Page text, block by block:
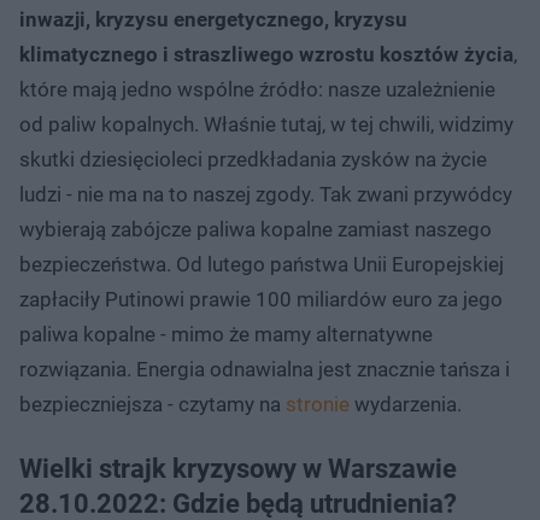
inwazji, kryzysu energetycznego, kryzysu
klimatycznego i straszliwego wzrostu kosztów życia,
które mają jedno wspólne źródło: nasze uzależnienie
od paliw kopalnych. Właśnie tutaj, w tej chwili, widzimy
skutki dziesięcioleci przedkładania zysków na życie
ludzi - nie ma na to naszej zgody. Tak zwani przywódcy
wybierają zabójcze paliwa kopalne zamiast naszego
bezpieczeństwa. Od lutego państwa Unii Europejskiej
zapłaciły Putinowi prawie 100 miliardów euro za jego
paliwa kopalne - mimo że mamy alternatywne
rozwiązania. Energia odnawialna jest znacznie tańsza i
bezpieczniejsza - czytamy na stronie wydarzenia.
Wielki strajk kryzysowy w Warszawie
28.10.2022: Gdzie będą utrudnienia?